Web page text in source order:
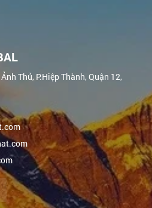
Thủ, P.Hiệp Thành, Quận 12,